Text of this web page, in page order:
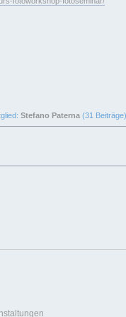
Stefano Paterna (31